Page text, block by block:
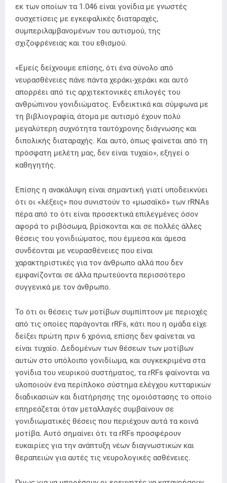
εκ των οποίων τα 1.046 είναι γονίδια με γνωστές
συσχετίσεις με εγκεφαλικές διαταραχές,
συμπεριλαμβανομένων του αυτισμού, της
σχιζοφρένειας και του εθισμού.
«Εμείς δείχνουμε επίσης, ότι ένα σύνολο από
νευρασθένειες πάνε πάντα χεράκι-χεράκι και αυτό
απορρέει από τις αρχιτεκτονικές επιλογές του
ανθρώπινου γονιδιώματος. Ενδεικτικά και σύμφωνα με
τη βιβλιογραφία, άτομα με αυτισμό έχουν πολύ
μεγαλύτερη συχνότητα ταυτόχρονης διάγνωσης και
διπολικής διαταραχής. Και αυτό, όπως φαίνεται από τη
πρόσφατη μελέτη μας, δεν είναι τυχαίο», εξηγεί ο
καθηγητής.
Επίσης η ανακάλυψη είναι σημαντική γιατί υποδεικνύει
ότι οι «λέξεις» που συνιστούν το «μωσαϊκό» των rRNAs
πέρα από το ότι είναι προσεκτικά επιλεγμένες όσον
αφορά το ριβόσωμα, βρίσκονται και σε πολλές άλλες
θέσεις του γονιδιώματος, που έμμεσα και άμεσα
συνδέονται με νευρασθένειες που είναι
χαρακτηριστικές για τον άνθρωπο αλλά που δεν
εμφανίζονται σε άλλα πρωτεύοντα περισσότερο
συγγενικά με τον άνθρωπο.
Το ότι οι θέσεις των μοτίβων συμπίπτουν με περιοχές
από τις οποίες παράγονται rRFs, κάτι που η ομάδα είχε
δείξει πρώτη πριν 6 χρόνια, επίσης δεν φαίνεται να
είναι τυχαίο. Δεδομένων των θέσεων των μοτίβων
αυτών στο υπόλοιπο γονιδίωμα, και συγκεκριμένα στα
γονίδια του νευρικού συστήματος, τα rRFs φαίνονται να
υλοποιούν ένα περίπλοκο σύστημα ελέγχου κυτταρικών
διαδικασιών και διατήρησης της ομοιόστασης το οποίο
επηρεάζεται όταν μεταλλαγές συμβαίνουν σε
γονιδιωματικές θέσεις που περιέχουν αυτά τα κοινά
μοτίβα. Αυτό σημαίνει ότι τα rRFs προσφέρουν
ευκαιρίες για την ανάπτυξη νέων διαγνωστικών και
θεραπειών για αυτές τις νευρολογικές ασθένειες.